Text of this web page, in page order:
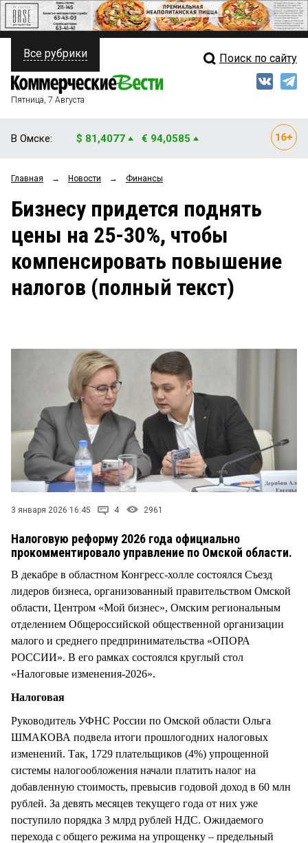
ПОЛИТИКА
ФИНАНСЫ
ОБЩЕСТВО
ЗАКОН
ПРОИСШЕСТВИЯ
Свежий выпуск
Рейтинги
Блоги
Архив
Все рубрики Поиск по сайту
Пятница, 7 Августа
В Омске: $ 81,4077 € 94,0585
Главная → Новости → Финансы
Бизнесу придется поднять
цены на 25-30%, чтобы
компенсировать повышение
налогов (полный текст)
3 января 2026 16:45 4 2961
Налоговую реформу 2026 года официально
прокомментировало управление по Омской области.
В декабре в областном Конгресс-холле состоялся Съезд
лидеров бизнеса, организованный правительством Омской
области, Центром «Мой бизнес», Омским региональным
отделением Общероссийской общественной организации
малого и среднего предпринимательства «ОПОРА
РОССИИ». В его рамках состоялся круглый стол
«Налоговые изменения-2026».
Налоговая
Руководитель УФНС России по Омской области Ольга
ШМАКОВА подвела итоги прошлогодних налоговых
изменений. Так, 1729 плательщиков (4%) упрощенной
системы налогообложения начали платить налог на
добавленную стоимость, превысив годовой доход в 60 млн
рублей. За девять месяцев текущего года от них уже
поступило порядка 3 млрд рублей НДС. Ожидаемого
перехода с общего режима на упрощенку – предельный